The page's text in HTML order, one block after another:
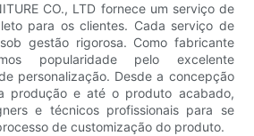
CO., LTD fornece um serviço de
para os clientes. Cada serviço de
gestão rigorosa. Como fabricante
popularidade pelo excelente
personalização. Desde a concepção
produção e até o produto acabado,
e técnicos profissionais para se
de customização do produto.